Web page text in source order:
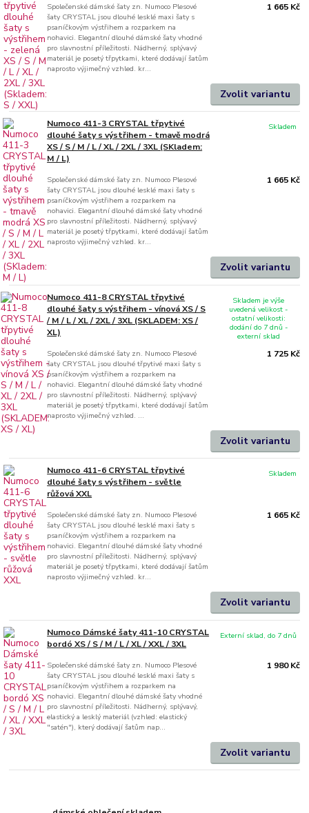
Společenské dámské šaty zn. Numoco Plesové
šaty CRYSTAL jsou dlouhé lesklé maxi šaty s
psaníčkovým výstřihem a rozparkem na
nohavici. Elegantní dlouhé dámské šaty vhodné
pro slavnostní příležitosti. Nádherný, splývavý
materiál je posetý třpytkami, které dodávají šatům
naprosto výjimečný vzhled. kr...
1 665 Kč
Zvolit variantu
Numoco 411-3 CRYSTAL třpytivé
dlouhé šaty s výstřihem - tmavě modrá
XS / S / M / L / XL / 2XL / 3XL (SKladem:
M / L)
Společenské dámské šaty zn. Numoco Plesové
šaty CRYSTAL jsou dlouhé lesklé maxi šaty s
psaníčkovým výstřihem a rozparkem na
nohavici. Elegantní dlouhé dámské šaty vhodné
pro slavnostní příležitosti. Nádherný, splývavý
materiál je posetý třpytkami, které dodávají šatům
naprosto výjimečný vzhled. kr...
1 665 Kč
Skladem
Zvolit variantu
Numoco 411-8 CRYSTAL třpytivé
dlouhé šaty s výstřihem - vínová XS / S
/ M / L / XL / 2XL / 3XL (SKLADEM: XS /
XL)
Společenské dámské šaty zn. Numoco Plesové
šaty CRYSTAL jsou dlouhé třpytivé maxi šaty s
psaníčkovým výstřihem a rozparkem na
nohavici. Elegantní dlouhé dámské šaty vhodné
pro slavnostní příležitosti. Nádherný, splývavý
materiál je posetý třpytkami, které dodávají šatům
naprosto výjimečný vzhled. ...
1 725 Kč
Skladem je výše
uvedená velikost -
ostatní velikosti:
dodání do 7 dnů -
externí sklad
Zvolit variantu
Numoco 411-6 CRYSTAL třpytivé
dlouhé šaty s výstřihem - světle
růžová XXL
Společenské dámské šaty zn. Numoco Plesové
šaty CRYSTAL jsou dlouhé lesklé maxi šaty s
psaníčkovým výstřihem a rozparkem na
nohavici. Elegantní dlouhé dámské šaty vhodné
pro slavnostní příležitosti. Nádherný, splývavý
materiál je posetý třpytkami, které dodávají šatům
naprosto výjimečný vzhled. kr...
1 665 Kč
Skladem
Zvolit variantu
Numoco Dámské šaty 411-10 CRYSTAL
bordó XS / S / M / L / XL / XXL / 3XL
Společenské dámské šaty zn. Numoco Plesové
šaty CRYSTAL jsou dlouhé lesklé maxi šaty s
psaníčkovým výstřihem a rozparkem na
nohavici. Elegantní dlouhé dámské šaty vhodné
pro slavnostní příležitosti. Nádherný, splývavý,
elastický a lesklý materiál (vzhled: elastický
"satén"), který dodávají šatům nap...
1 980 Kč
Externí sklad, do 7 dnů
Zvolit variantu